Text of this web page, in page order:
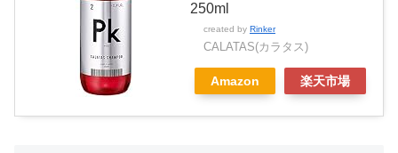
250ml
created by Rinker
CALATAS(カラタス)
Amazon 楽天市場